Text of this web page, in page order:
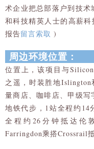
术企业把总部落户到技
和科技精英人士的高薪
报告留言索取 )
周边环境位置：
位置上，该项目与
之遥，时装胜地Islington
量商店、咖啡店、甲级
地铁代步，1站全程约14
全程约26分钟抵达伦
Farringdon乘搭Crossrail